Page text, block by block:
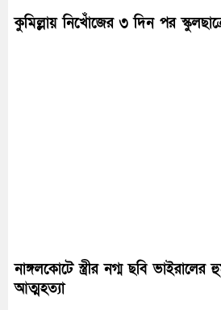
কুমিল্লায় নিখোঁজের ৩ দিন পর
নাঙ্গলকোটে স্ত্রীর নগ্ম ছবি ভাইরালের
আত্মহত্যা